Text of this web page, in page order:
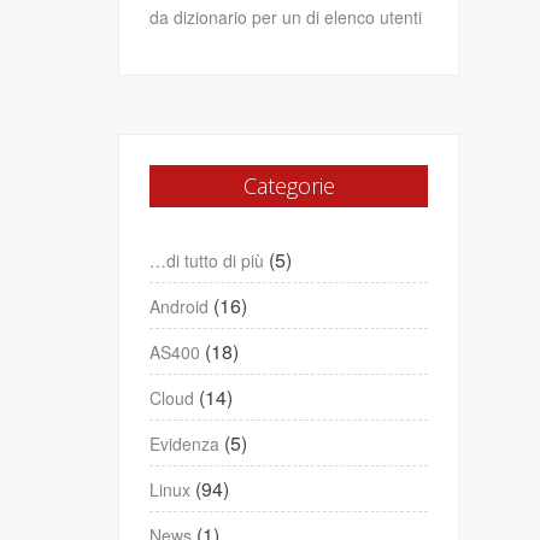
da dizionario per un di elenco utenti
Categorie
…di tutto di più (5)
Android (16)
AS400 (18)
Cloud (14)
Evidenza (5)
Linux (94)